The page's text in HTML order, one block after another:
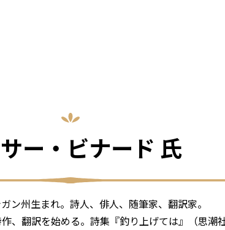
ー・ビナード 氏
ン州生まれ。詩人、俳人、随筆家、翻訳家。
、翻訳を始める。詩集『釣り上げては』（思